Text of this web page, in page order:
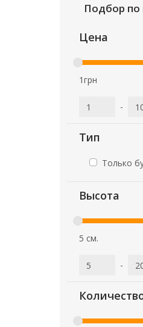
Подбор по
Цена
1грн
-
Тип
Только
Высота
5 см.
-